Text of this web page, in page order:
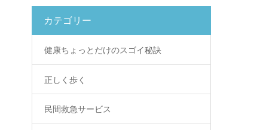
カテゴリー
健康ちょっとだけのスゴイ秘訣
正しく歩く
民間救急サービス